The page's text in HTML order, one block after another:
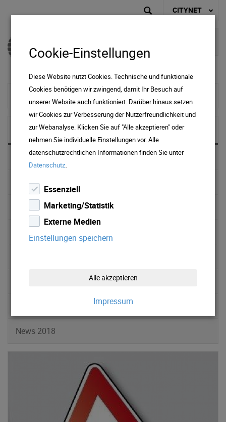
CITYNET
NEWS & MEDIA
News 2025
News 2024
News 2023
News 2018
Cookie-Einstellungen
Diese Website nutzt Cookies. Technische und funktionale
Cookies benötigen wir zwingend, damit Ihr Besuch auf
unserer Website auch funktioniert. Darüber hinaus setzen
wir Cookies zur Verbesserung der Nutzerfreundlichkeit und
zur Webanalyse. Klicken Sie auf "Alle akzeptieren" oder
nehmen Sie individuelle Einstellungen vor. Alle
datenschutzrechtlichen Informationen finden Sie unter
Datenschutz.
Essenziell
Marketing/Statistik
Externe Medien
Einstellungen speichern
Alle akzeptieren
Impressum